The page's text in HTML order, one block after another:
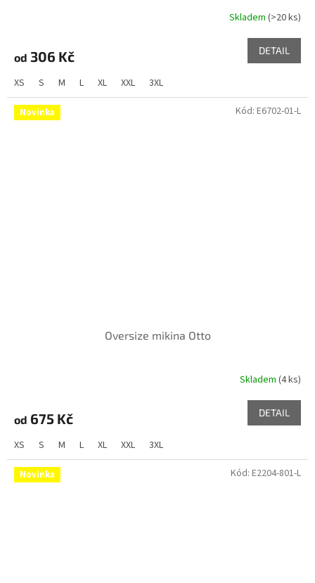
Skladem (>20 ks)
od 306 Kč DETAIL
XS S M L XL XXL 3XL
Novinka
Oversize mikina Otto
Skladem (4 ks)
od 675 Kč DETAIL
XS S M L XL XXL 3XL
Kód: E6702-01-L
Novinka Kód: E2204-801-L